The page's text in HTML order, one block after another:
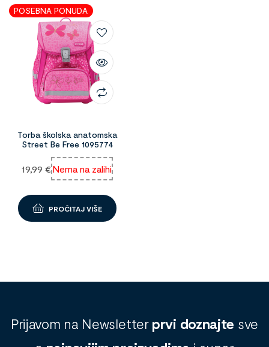
POSEBNA PONUDA
Torba školska anatomska
Street Be Free 1095774
19,99 €Nema na zalihi
PROČITAJ VIŠE
Prijavom na Newsletter prvi doznajte sve